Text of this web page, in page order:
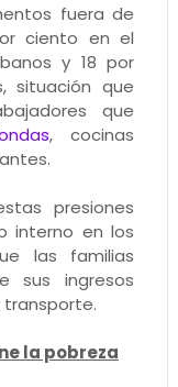
fuera de
ciento en el
y 18 por
situación que
que
, cocinas
presiones
interno en los
las familias
sus ingresos
la pobreza